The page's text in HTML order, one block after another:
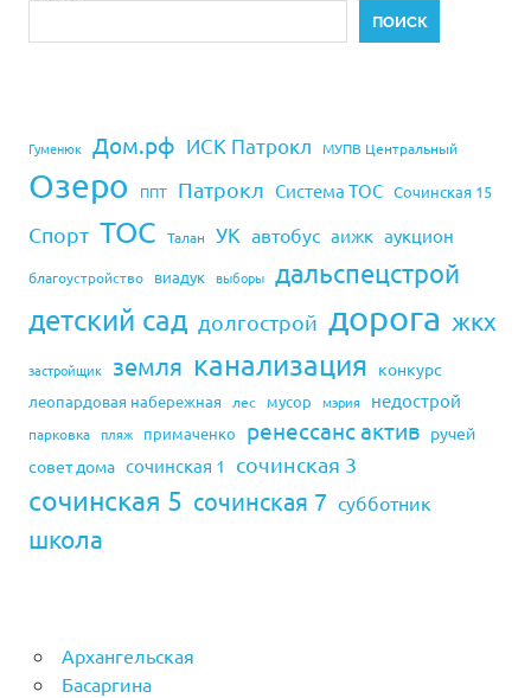
ПОИСК
Гуменюк Дом.рф ИСК Патрокл МУПВ Центральный
Озеро ППТ Патрокл Система ТОС Сочинская 15
Спорт ТОС Талан УК автобус аижк аукцион
благоустройство виадук выборы дальспецстрой
детский сад долгострой дорога жкх
застройщик земля канализация конкурс
леопардовая набережная лес мусор мэрия недострой
парковка пляж примаченко ренессанс актив ручей
совет дома сочинская 1 сочинская 3
сочинская 5 сочинская 7 субботник
школа
Архангельская
Басаргина